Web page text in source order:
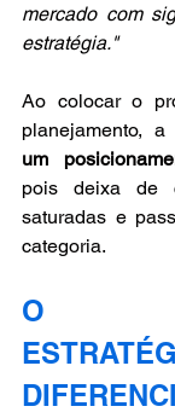
mercado com
estratégia."
Ao colocar o
planejamento, a
um
pois deixa de
saturadas e
categoria.
O